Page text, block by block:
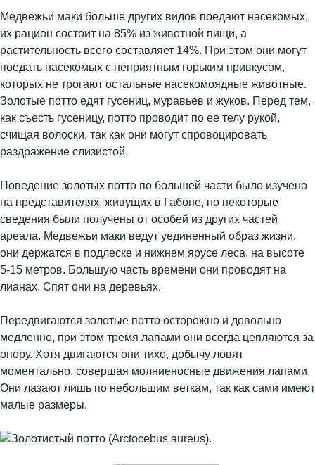
Медвежьи маки больше других видов поедают насекомых,
их рацион состоит на 85% из животной пищи, а
растительность всего составляет 14%. При этом они могут
поедать насекомых с неприятным горьким привкусом,
которых не трогают остальные насекомоядные животные.
Золотые потто едят гусениц, муравьев и жуков. Перед тем,
как съесть гусеницу, потто проводит по ее телу рукой,
счищая волоски, так как они могут спровоцировать
раздражение слизистой.
Поведение золотых потто по большей части было изучено
на представителях, живущих в Габоне, но некоторые
сведения были получены от особей из других частей
ареала. Медвежьи маки ведут уединенный образ жизни,
они держатся в подлеске и нижнем ярусе леса, на высоте
5-15 метров. Большую часть времени они проводят на
лианах. Спят они на деревьях.
Передвигаются золотые потто осторожно и довольно
медленно, при этом тремя лапами они всегда цепляются за
опору. Хотя двигаются они тихо, добычу ловят
моментально, совершая молниеносные движения лапами.
Они лазают лишь по небольшим веткам, так как сами имеют
малые размеры.